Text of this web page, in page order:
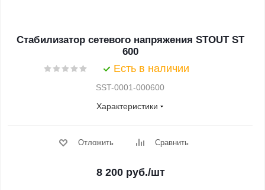
Стабилизатор сетевого напряжения STOUT ST
600
Есть в наличии
SST-0001-000600
Характеристики
Отложить Сравнить
8 200руб./шт